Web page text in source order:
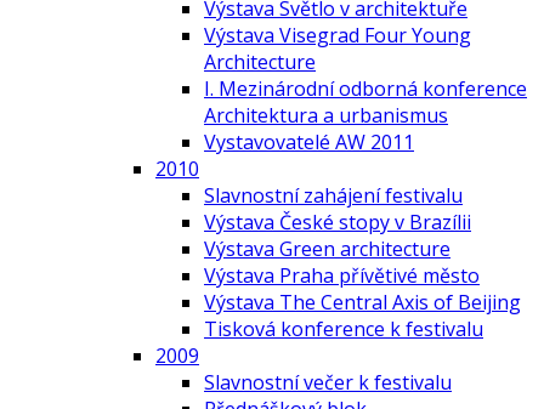
Výstava Světlo v architektuře
Výstava Visegrad Four Young
Architecture
I. Mezinárodní odborná konference
Architektura a urbanismus
Vystavovatelé AW 2011
2010
Slavnostní zahájení festivalu
Výstava České stopy v Brazílii
Výstava Green architecture
Výstava Praha přívětivé město
Výstava The Central Axis of Beijing
Tisková konference k festivalu
2009
Slavnostní večer k festivalu